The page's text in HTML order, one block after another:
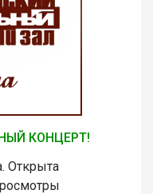
КОНЦЕРТ!
Открыта